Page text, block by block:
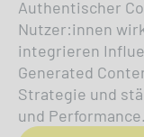
Authentischer
Nutzer:innen
integrieren
Generated
Strategie und
und Performance.